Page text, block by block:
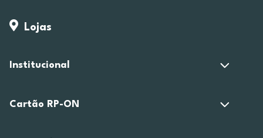
Lojas
Institucional
Cartão RP-ON